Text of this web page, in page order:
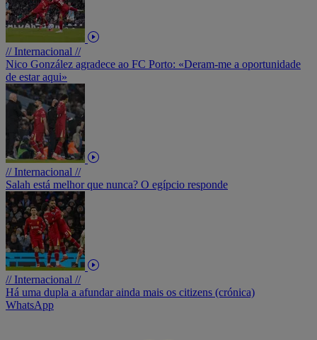
// Internacional //
Nico González agradece ao FC Porto: «Deram-me a oportunidade
de estar aqui»
// Internacional //
Salah está melhor que nunca? O egípcio responde
// Internacional //
Há uma dupla a afundar ainda mais os citizens (crónica)
WhatsApp